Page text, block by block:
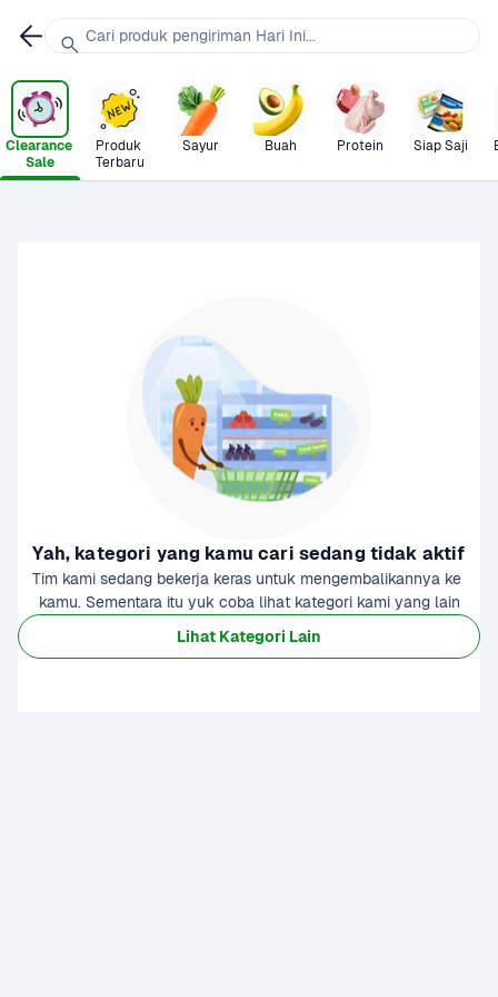
Clearance
Sale
Produk
Terbaru
Sayur Buah Protein Siap Saji
Yah, kategori yang kamu cari sedang tidak aktif
Tim kami sedang bekerja keras untuk mengembalikannya ke
kamu. Sementara itu yuk coba lihat kategori kami yang lain
Lihat Kategori Lain
Cari produk pengiriman Hari Ini...